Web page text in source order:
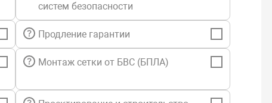
систем безопасности
Продление гарантии
Монтаж сетки от БВС (БПЛА)